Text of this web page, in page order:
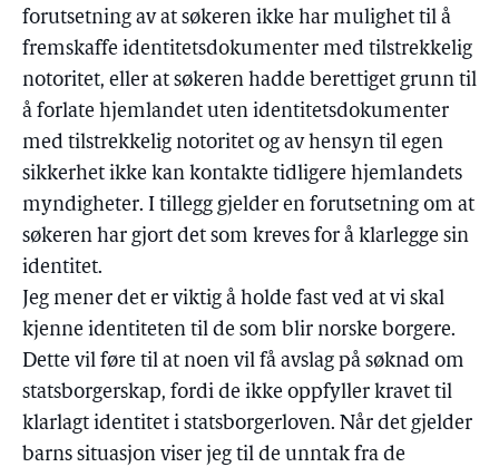
forutsetning av at søkeren ikke har mulighet til å
fremskaffe identitetsdokumenter med tilstrekkelig
notoritet, eller at søkeren hadde berettiget grunn til
å forlate hjemlandet uten identitetsdokumenter
med tilstrekkelig notoritet og av hensyn til egen
sikkerhet ikke kan kontakte tidligere hjemlandets
myndigheter. I tillegg gjelder en forutsetning om at
søkeren har gjort det som kreves for å klarlegge sin
identitet.
Jeg mener det er viktig å holde fast ved at vi skal
kjenne identiteten til de som blir norske borgere.
Dette vil føre til at noen vil få avslag på søknad om
statsborgerskap, fordi de ikke oppfyller kravet til
klarlagt identitet i statsborgerloven. Når det gjelder
barns situasjon viser jeg til de unntak fra de